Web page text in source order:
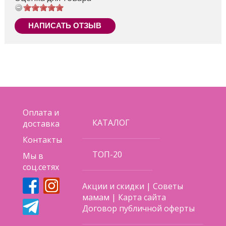
НАПИСАТЬ ОТЗЫВ
Оплата и
доставка
Контакты
Мы в
соц.сетях
КАТАЛОГ
ТОП-20
Акции и скидки |Советы
мамам | Карта сайта
Договор публичной оферты